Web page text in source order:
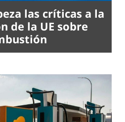
las críticas a la
de la UE sobre